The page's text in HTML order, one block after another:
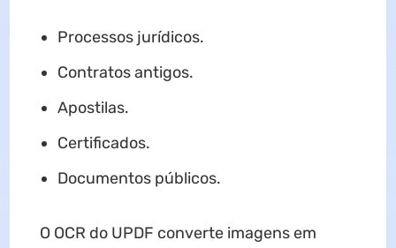
Processos jurídicos.
Contratos antigos.
Apostilas.
Certificados.
Documentos públicos.
O OCR do UPDF converte imagens em